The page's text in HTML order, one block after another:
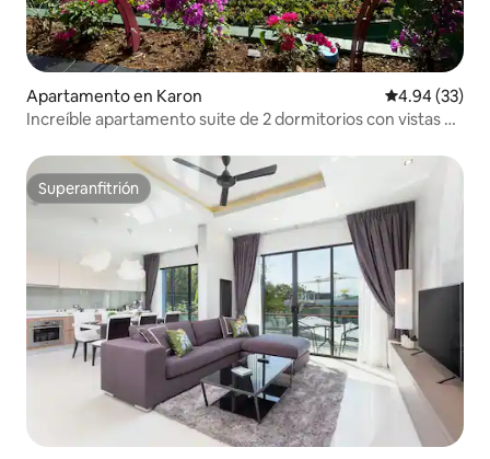
Apartamento en Karon Calificación
4.94 (33)
Increíble apartamento suite de 2 dormitorios con vistas al
Superanfitrión
Superanfitrión